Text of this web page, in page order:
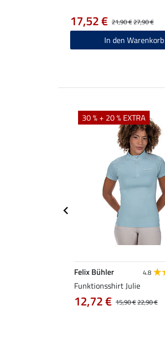
21,90 €27,90 €
17,52 €
In den Warenkorb
30 % + 20 % EXTRA
Felix Bühler 4.8
Funktionsshirt Julie
15,90 €22,90 €
12,72 €